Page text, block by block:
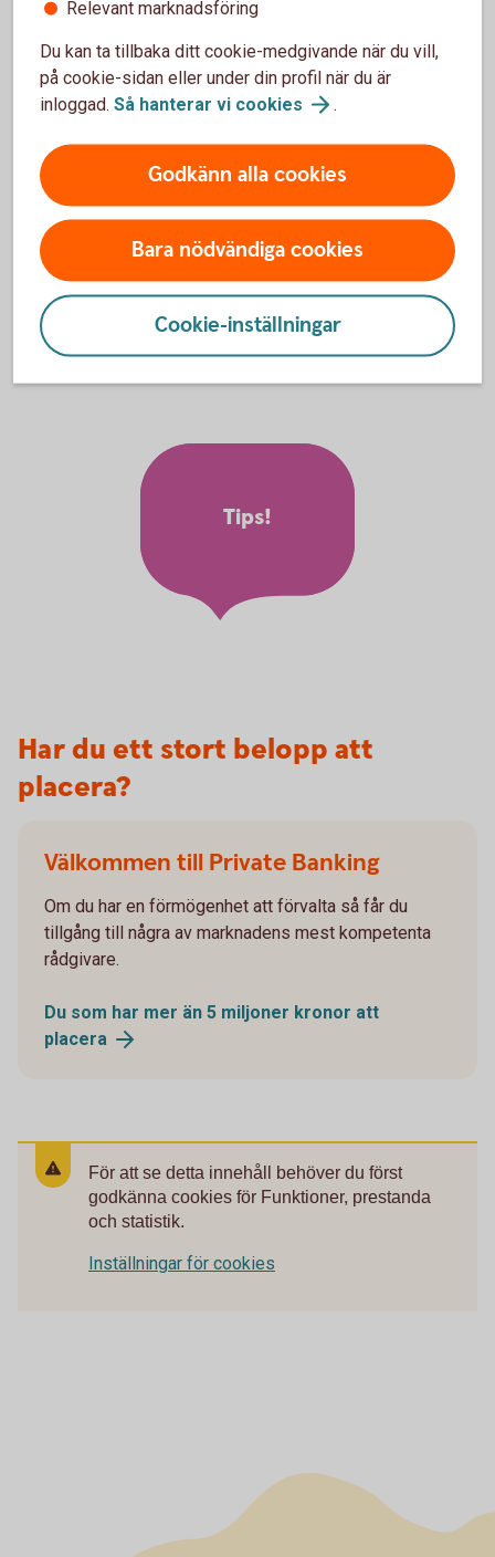
Så handlar duvärdepapper
Aktiellt
Dagliga bolagsanalyser, börskommentarer,
aktierekommendationer, förvaltarkommentarer och tips runt
pension och privatekonomi.
Aktiellt
Tips!
Har du ett stort belopp att
placera?
Välkommen till Private Banking
Om du har en förmögenhet att förvalta så får du
tillgång till några av marknadens mest kompetenta
rådgivare.
Du som har mer än 5 miljoner kronor att
placera
För att se detta innehåll behöver du först
godkänna cookies för Funktioner, prestanda
och statistik.
Inställningar för cookies
Relevant marknadsföring
Du kan ta tillbaka ditt cookie-medgivande när du vill,
på cookie-sidan eller under din profil när du är
inloggad. Så hanterar vi cookies .
Godkänn alla cookies
Bara nödvändiga cookies
Cookie-inställningar